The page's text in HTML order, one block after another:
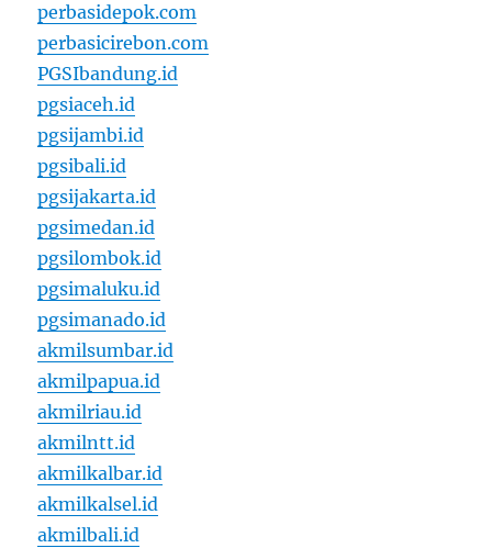
perbasidepok.com
perbasicirebon.com
PGSIbandung.id
pgsiaceh.id
pgsijambi.id
pgsibali.id
pgsijakarta.id
pgsimedan.id
pgsilombok.id
pgsimaluku.id
pgsimanado.id
akmilsumbar.id
akmilpapua.id
akmilriau.id
akmilntt.id
akmilkalbar.id
akmilkalsel.id
akmilbali.id